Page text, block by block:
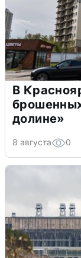
В
долине»
8 августа 0